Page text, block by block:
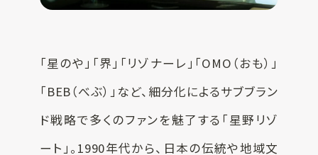
「星のや」「界」「リゾナーレ」「OMO（おも）」
「BEB（べぶ）」など、細分化によるサブブラン
ド戦略で多くのファンを魅了する「星野リゾ
ート」。1990年代から、日本の伝統や地域文